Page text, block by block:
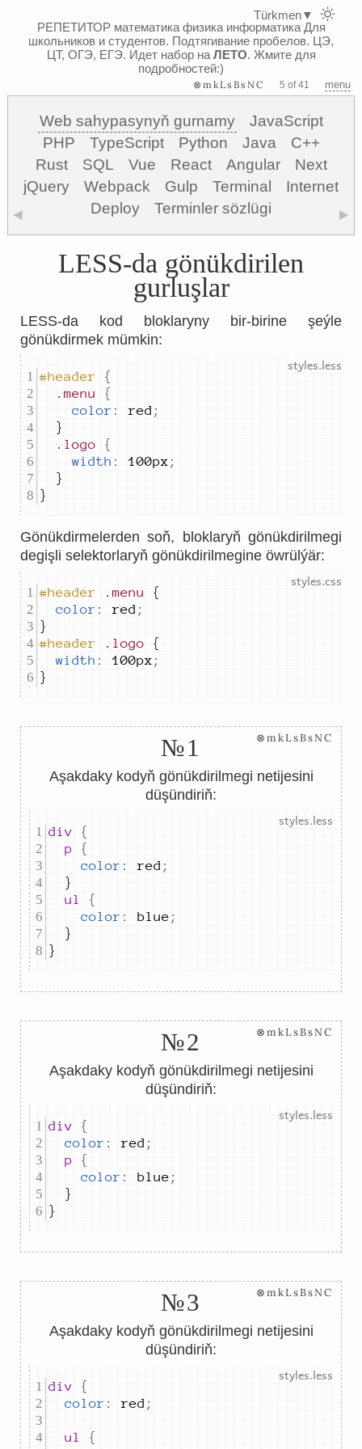
РЕПЕТИТОР математика физика информатикаДля
школьников и студентов. Подтягивание пробелов. ЦЭ,
ЦТ, ОГЭ, ЕГЭ. Идет набор на ЛЕТО. Жмите для
подробностей:)
⊗mkLsBsNC 5 of 41 menu
Web sahypasynyň gurnamy
JavaScript
PHP
TypeScript Python Java
C++
Rust
SQL Vue React Angular
Next
jQuery
Webpack Gulp Terminal
Internet
Deploy
Terminler sözlügi
◀ ▶
LESS-da gönükdirilen
gurluşlar
LESS-da kod bloklaryny bir-birine şeýle
gönükdirmek mümkin:
#header
{
.menu
{
color : red ;
.logo
{
width : 100px ;
}
Gönükdirmelerden soň, bloklaryň gönükdirilmegi
degişli selektorlaryň gönükdirilmegine öwrülýär:
#header .menu
color : red ;
#header
.logo
width : 100px ;
}
№1 ⊗mkLsBsNC
Aşakdaky kodyň gönükdirilmegi netijesini
düşündiriň:
div {
	p
{
color : red ;
	ul
{
color : blue ;
}
№2 ⊗mkLsBsNC
Aşakdaky kodyň gönükdirilmegi netijesini
düşündiriň:
div {
color : red ;
	p
{
color : blue ;
}
№3 ⊗mkLsBsNC
Aşakdaky kodyň gönükdirilmegi netijesini
düşündiriň:
div {
color : red ;
	ul
{
Türkmen▼